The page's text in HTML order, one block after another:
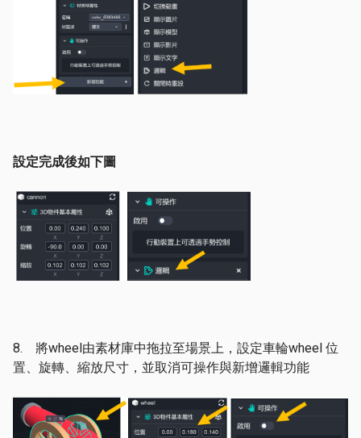
設定完成後如下圖
8. 將wheel由素材庫中拖拉至場景上，設定車輪wheel 位
置、旋轉、縮放尺寸，並取消可操作與新增邏輯功能